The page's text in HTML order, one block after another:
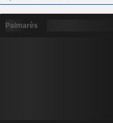
Palmarès